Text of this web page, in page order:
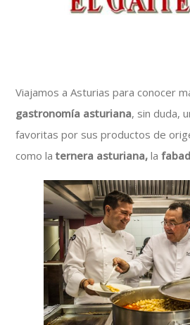
Viajamos a Asturias para conocer
gastronomía asturiana, sin duda,
favoritas por sus productos de
como laternera asturiana,la